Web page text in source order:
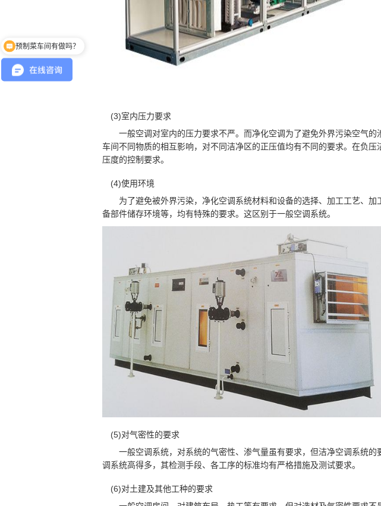
(3)室内压力要求
一般空调对室内的压力要求不严。而净化空调为了避免外界污染空气的
车间不同物质的相互影响，对不同洁净区的正压值均有不同的要求。在负压
压度的控制要求。
(4)使用环境
为了避免被外界污染，净化空调系统材料和设备的选择、加工工艺、加
备部件储存环境等，均有特殊的要求。这区别于一般空调系统。
(5)对气密性的要求
一般空调系统，对系统的气密性、渗气量虽有要求，但洁净空调系统的
调系统高得多，其检测手段、各工序的标准均有严格措施及测试要求。
(6)对土建及其他工种的要求
无尘车间如何收费？